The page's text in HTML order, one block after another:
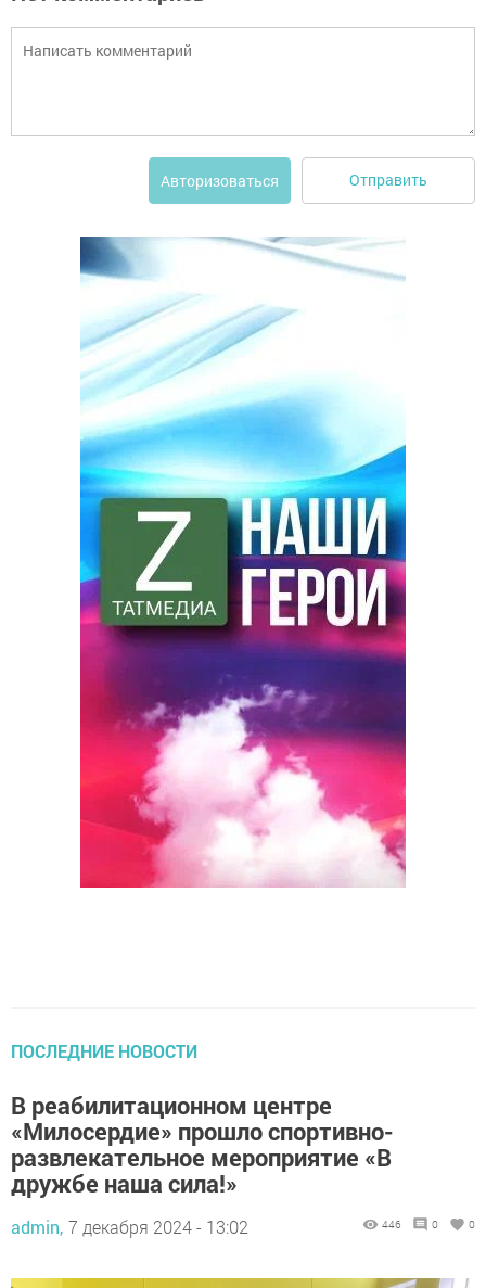
Авторизоваться Отправить
ПОСЛЕДНИЕ НОВОСТИ
В реабилитационном центре
«Милосердие» прошло спортивно-
развлекательное мероприятие «В
дружбе наша сила!»
admin, 7 декабря 2024 - 13:02 446 0 0